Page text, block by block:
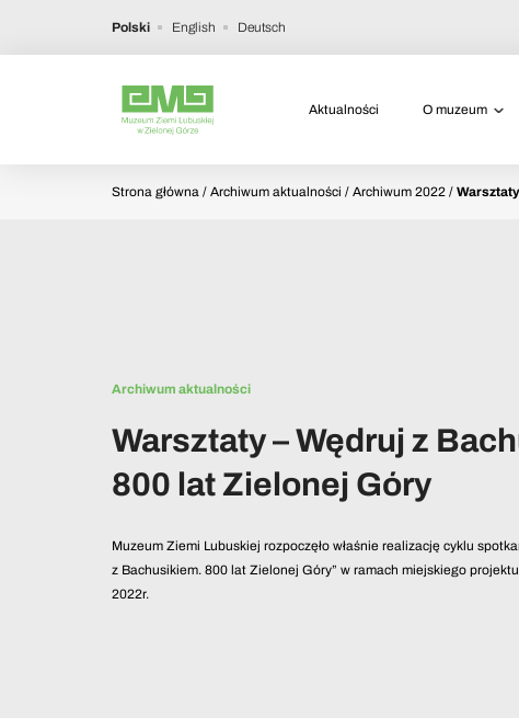
Polski English Deutsch
Aktualności O muzeum
Strona główna / Archiwum aktualności / Archiwum 2022 /
Archiwum aktualności
Warsztaty – Wędruj z
800 lat Zielonej Góry
Muzeum Ziemi Lubuskiej rozpoczęło właśnie realizację cyklu
z Bachusikiem. 800 lat Zielonej Góry” w ramach miejskiego
2022r.